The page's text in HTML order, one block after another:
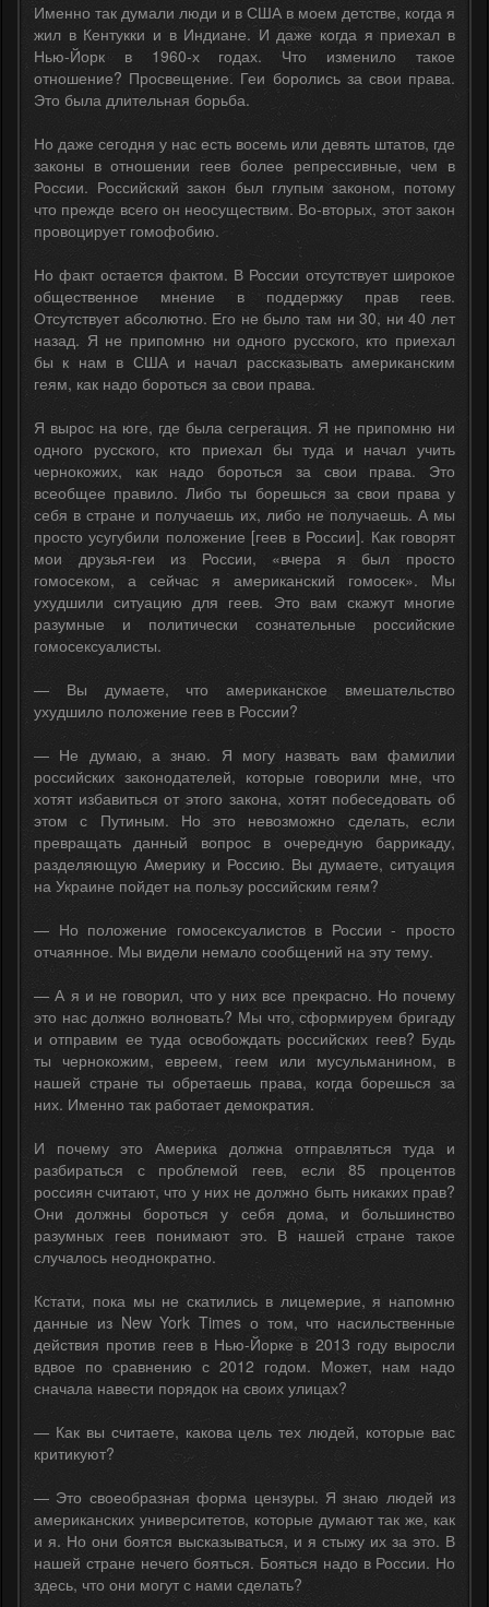
Именно так думали люди и в США в моем детстве, когда я
жил в Кентукки и в Индиане. И даже когда я приехал в
Нью-Йорк в 1960-х годах. Что изменило такое
отношение? Просвещение. Геи боролись за свои права.
Это была длительная борьба.
Но даже сегодня у нас есть восемь или девять штатов, где
законы в отношении геев более репрессивные, чем в
России. Российский закон был глупым законом, потому
что прежде всего он неосуществим. Во-вторых, этот закон
провоцирует гомофобию.
Но факт остается фактом. В России отсутствует широкое
общественное мнение в поддержку прав геев.
Отсутствует абсолютно. Его не было там ни 30, ни 40 лет
назад. Я не припомню ни одного русского, кто приехал
бы к нам в США и начал рассказывать американским
геям, как надо бороться за свои права.
Я вырос на юге, где была сегрегация. Я не припомню ни
одного русского, кто приехал бы туда и начал учить
чернокожих, как надо бороться за свои права. Это
всеобщее правило. Либо ты борешься за свои права у
себя в стране и получаешь их, либо не получаешь. А мы
просто усугубили положение [геев в России]. Как говорят
мои друзья-геи из России, «вчера я был просто
гомосеком, а сейчас я американский гомосек». Мы
ухудшили ситуацию для геев. Это вам скажут многие
разумные и политически сознательные российские
гомосексуалисты.
— Вы думаете, что американское вмешательство
ухудшило положение геев в России?
— Не думаю, а знаю. Я могу назвать вам фамилии
российских законодателей, которые говорили мне, что
хотят избавиться от этого закона, хотят побеседовать об
этом с Путиным. Но это невозможно сделать, если
превращать данный вопрос в очередную баррикаду,
разделяющую Америку и Россию. Вы думаете, ситуация
на Украине пойдет на пользу российским геям?
— Но положение гомосексуалистов в России - просто
отчаянное. Мы видели немало сообщений на эту тему.
— А я и не говорил, что у них все прекрасно. Но почему
это нас должно волновать? Мы что, сформируем бригаду
и отправим ее туда освобождать российских геев? Будь
ты чернокожим, евреем, геем или мусульманином, в
нашей стране ты обретаешь права, когда борешься за
них. Именно так работает демократия.
И почему это Америка должна отправляться туда и
разбираться с проблемой геев, если 85 процентов
россиян считают, что у них не должно быть никаких прав?
Они должны бороться у себя дома, и большинство
разумных геев понимают это. В нашей стране такое
случалось неоднократно.
Кстати, пока мы не скатились в лицемерие, я напомню
данные из New York Times о том, что насильственные
действия против геев в Нью-Йорке в 2013 году выросли
вдвое по сравнению с 2012 годом. Может, нам надо
сначала навести порядок на своих улицах?
— Как вы считаете, какова цель тех людей, которые вас
критикуют?
— Это своеобразная форма цензуры. Я знаю людей из
американских университетов, которые думают так же, как
и я. Но они боятся высказываться, и я стыжу их за это. В
нашей стране нечего бояться. Бояться надо в России. Но
здесь, что они могут с нами сделать?